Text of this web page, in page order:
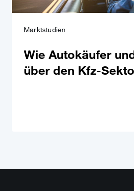
Marktstudien
Wie Autokäufer
über den Kfz-